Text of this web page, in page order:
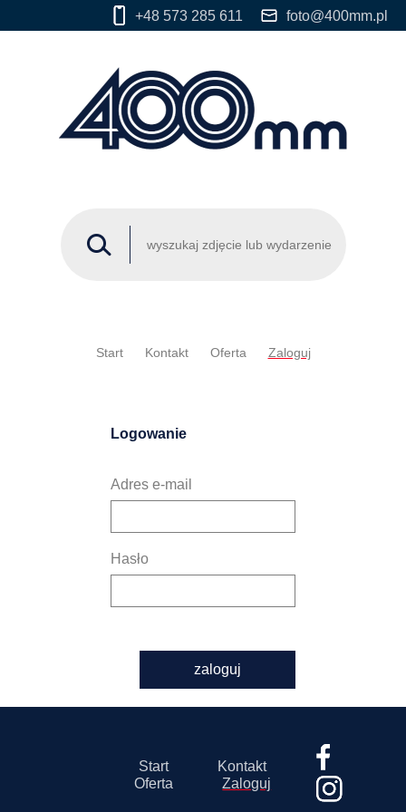
+48 573 285 611 foto@400mm.pl
Start Kontakt Oferta Zaloguj
Logowanie
Adres e-mail
Hasło
zaloguj
Start
Kontakt
Oferta
Zaloguj